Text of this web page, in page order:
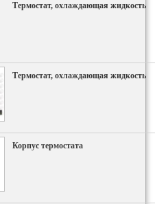
Термостат, охлаждающая жидкость
Термостат, охлаждающая жидкость
Корпус термостата